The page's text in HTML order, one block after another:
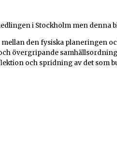
i Stockholm men denna
den fysiska planeringen
övergripande
och spridning av det som